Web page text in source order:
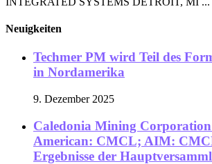
Neuigkeiten
Techmer PM wird Teil des
in Nordamerika
9. Dezember 2025
Caledonia Mining
American: CMCL; AIM:
Ergebnisse der